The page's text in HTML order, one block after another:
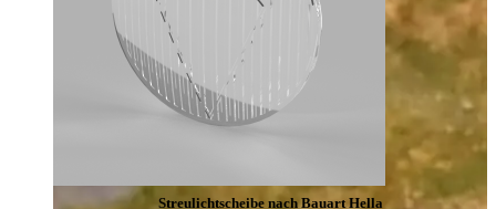
Streulichtscheibe nach Bauart Hella